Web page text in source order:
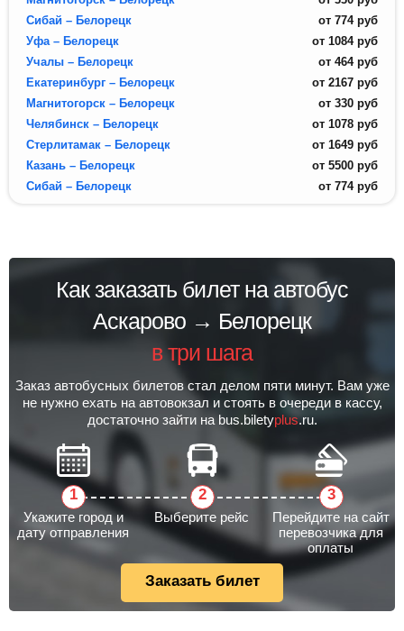
Сибай – Белорецк
от 774 руб
Уфа – Белорецк
от 1084 руб
Учалы – Белорецк
от 464 руб
Екатеринбург – Белорецк
от 2167 руб
Магнитогорск – Белорецк
от 330 руб
Челябинск – Белорецк
от 1078 руб
Стерлитамак – Белорецк
от 1649 руб
Казань – Белорецк
от 5500 руб
Сибай – Белорецк
от 774 руб
Как заказать билет на автобус
Аскарово → Белорецк
в три шага
Заказ автобусных билетов стал делом пяти минут. Вам уже
не нужно ехать на автовокзал и стоять в очереди в кассу,
достаточно зайти на bus.biletyplus.ru.
Укажите город и
дату отправления
Выберите рейс
Перейдите на сайт
перевозчика для
оплаты
Заказать билет